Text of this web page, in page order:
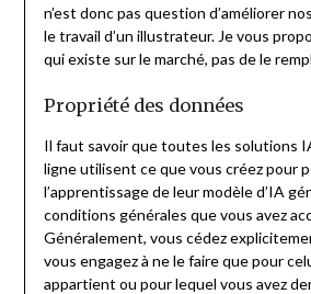
n’est donc pas question d’améliorer
le travail d’un illustrateur. Je vous
qui existe sur le marché, pas de le
Propriété des données
Il faut savoir que toutes les solutions
ligne utilisent ce que vous créez pour
l’apprentissage de leur modèle d’IA
conditions générales que vous avez
Généralement, vous cédez
vous engagez à ne le faire que pour
appartient ou pour lequel vous avez